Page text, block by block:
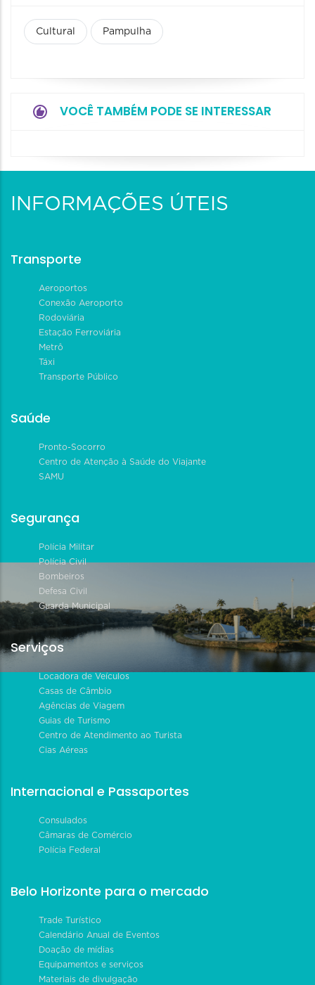
Cultural Pampulha
VOCÊ TAMBÉM PODE SE INTERESSAR
INFORMAÇÕES ÚTEIS
Transporte
Aeroportos
Conexão Aeroporto
Rodoviária
Estação Ferroviária
Metrô
Táxi
Transporte Público
Saúde
Pronto-Socorro
Centro de Atenção à Saúde do Viajante
SAMU
Segurança
Polícia Militar
Polícia Civil
Bombeiros
Defesa Civil
Guarda Municipal
Serviços
Locadora de Veículos
Casas de Câmbio
Agências de Viagem
Guias de Turismo
Centro de Atendimento ao Turista
Cias Aéreas
Internacional e Passaportes
Consulados
Câmaras de Comércio
Polícia Federal
Belo Horizonte para o mercado
Trade Turístico
Calendário Anual de Eventos
Doação de mídias
Equipamentos e serviços
Materiais de divulgação